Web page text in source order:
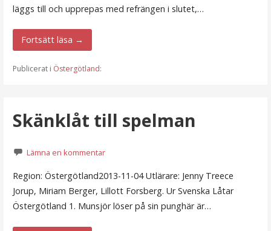
läggs till och upprepas med refrängen i slutet,…
Fortsätt läsa →
Publicerat i Östergötland:
Skänklåt till spelman
Lämna en kommentar
Region: Östergötland2013-11-04 Utlärare: Jenny Treece
Jorup, Miriam Berger, Lillott Forsberg. Ur Svenska Låtar
Östergötland 1. Munsjör löser på sin punghär är…